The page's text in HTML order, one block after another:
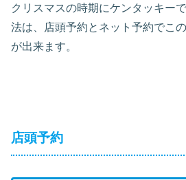
クリスマスの時期にケンタッキー
法は、店頭予約とネット予約でこ
が出来ます。
店頭予約